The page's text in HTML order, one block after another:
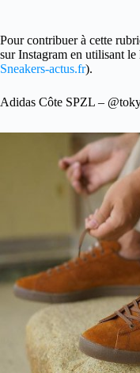
Pour contribuer à cette
sur Instagram en utilisant le
Sneakers-actus.fr).
Adidas Côte SPZL –